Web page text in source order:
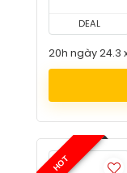
DEAL
20h ngày 24.3
HOT